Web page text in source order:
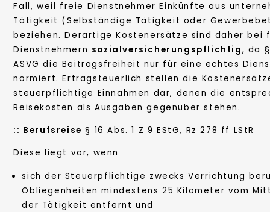
Fall, weil freie Dienstnehmer Einkünfte aus
Tätigkeit (Selbständige Tätigkeit oder
beziehen. Derartige Kostenersätze sind daher bei
Dienstnehmern sozialversicherungspflichtig, da
ASVG die Beitragsfreiheit nur für eine echtes
normiert. Ertragsteuerlich stellen die
steuerpflichtige Einnahmen dar, denen die
Reisekosten als Ausgaben gegenüber stehen.
:: Berufsreise § 16 Abs. 1 Z 9 EStG, Rz 278 ff LStR
Diese liegt vor, wenn
sich der Steuerpflichtige zwecks Verrichtung
Obliegenheiten mindestens 25 Kilometer vom
der Tätigkeit entfernt und